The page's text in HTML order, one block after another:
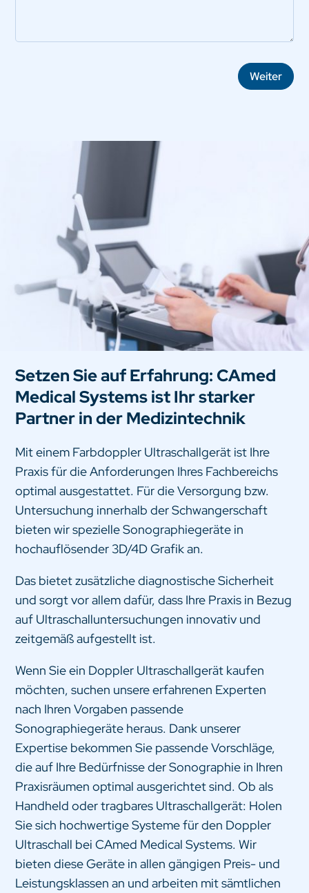
Weiter
Setzen Sie auf Erfahrung: CAmed
Medical Systems ist Ihr starker
Partner in der Medizintechnik
Mit einem Farbdoppler Ultraschallgerät ist Ihre
Praxis für die Anforderungen Ihres Fachbereichs
optimal ausgestattet. Für die Versorgung bzw.
Untersuchung innerhalb der Schwangerschaft
bieten wir spezielle Sonographiegeräte in
hochauflösender 3D/4D Grafik an.
Das bietet zusätzliche diagnostische Sicherheit
und sorgt vor allem dafür, dass Ihre Praxis in Bezug
auf Ultraschalluntersuchungen innovativ und
zeitgemäß aufgestellt ist.
Wenn Sie ein Doppler Ultraschallgerät kaufen
möchten, suchen unsere erfahrenen Experten
nach Ihren Vorgaben passende
Sonographiegeräte heraus. Dank unserer
Expertise bekommen Sie passende Vorschläge,
die auf Ihre Bedürfnisse der Sonographie in Ihren
Praxisräumen optimal ausgerichtet sind. Ob als
Handheld oder tragbares Ultraschallgerät: Holen
Sie sich hochwertige Systeme für den Doppler
Ultraschall bei CAmed Medical Systems. Wir
bieten diese Geräte in allen gängigen Preis- und
Leistungsklassen an und arbeiten mit sämtlichen